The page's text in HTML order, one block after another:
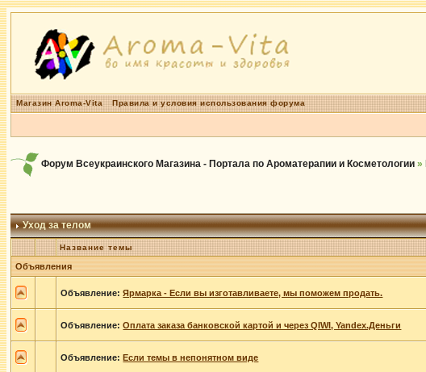
Магазин Aroma-Vita Правила и условия использования форума
Форум Всеукраинского Магазина - Портала по Ароматерапии и Косметологии »
Уход за телом
Название темы
Объявления
Объявление:Ярмарка - Если вы изготавливаете, мы поможем продать.
Объявление:Оплата заказа банковской картой и через QIWI, Yandex.Деньги
Объявление:Если темы в непонятном виде